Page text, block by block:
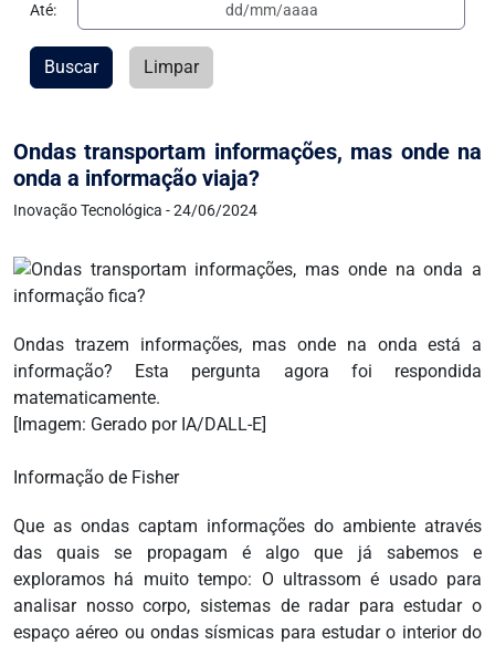
Ondas transportam informações, mas onde na
onda a informação viaja?
Inovação Tecnológica - 24/06/2024
Ondas trazem informações, mas onde na onda está a
informação? Esta pergunta agora foi respondida
matematicamente.
[Imagem: Gerado por IA/DALL-E]
Informação de Fisher
Que as ondas captam informações do ambiente através
das quais se propagam é algo que já sabemos e
exploramos há muito tempo: O ultrassom é usado para
analisar nosso corpo, sistemas de radar para estudar o
espaço aéreo ou ondas sísmicas para estudar o interior do
Até:
Buscar Limpar